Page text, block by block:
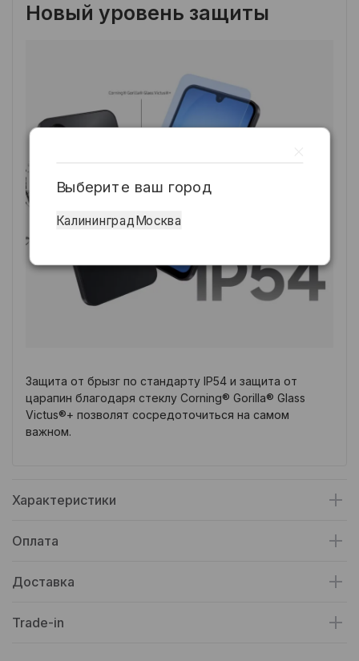
Новый уровень защиты
Защита от брызг по стандарту IP54 и защита от
царапин благодаря стеклу Corning® Gorilla® Glass
Victus®+ позволят сосредоточиться на самом
важном.
Характеристики
Оплата
Доставка
Trade-in
Выберите ваш город
КалининградМосква